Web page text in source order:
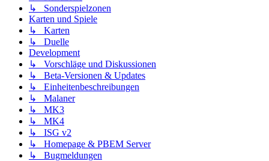
↳ Sonderspielzonen
Karten und Spiele
↳ Karten
↳ Duelle
Development
↳ Vorschläge und Diskussionen
↳ Beta-Versionen & Updates
↳ Einheitenbeschreibungen
↳ Malaner
↳ MK3
↳ MK4
↳ ISG v2
↳ Homepage & PBEM Server
↳ Bugmeldungen